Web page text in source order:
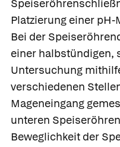
Platzierung einer
Bei der
einer halbstündigen,
Untersuchung
verschiedenen
Mageneingang
unteren
Beweglichkeit der